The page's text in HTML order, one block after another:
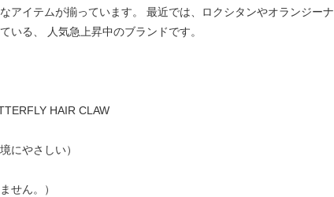
アイテムが揃っています。 最近では、ロクシタンやオランジー
いる、 人気急上昇中のブランドです。
HAIR CLAW
にやさしい）
せん。）